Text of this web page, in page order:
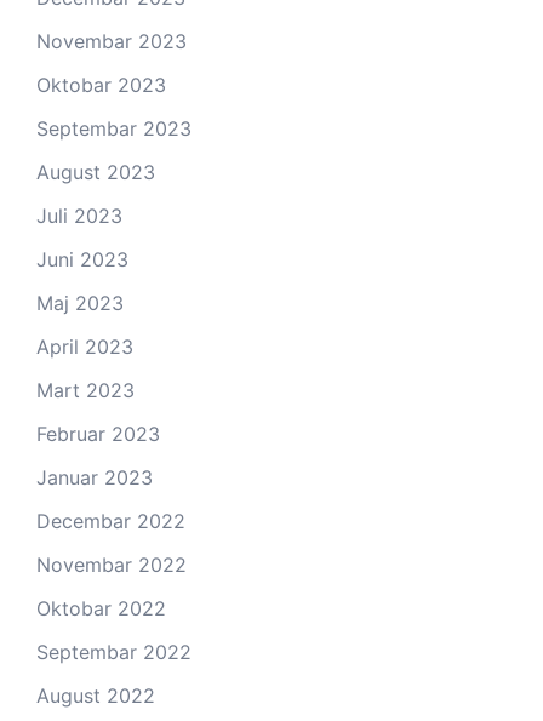
Novembar 2023
Oktobar 2023
Septembar 2023
August 2023
Juli 2023
Juni 2023
Maj 2023
April 2023
Mart 2023
Februar 2023
Januar 2023
Decembar 2022
Novembar 2022
Oktobar 2022
Septembar 2022
August 2022